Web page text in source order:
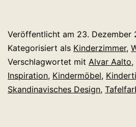
Original
und
Kopie(n)
Veröffentlicht am 23. Dezember
Kategorisiert als Kinderzimmer,
Verschlagwortet mit Alvar Aalto,
Inspiration, Kindermöbel,
Skandinavisches Design,